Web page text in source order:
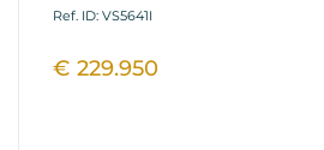
Ref. ID: VS5641I
€ 229.950